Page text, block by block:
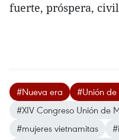
fuerte, próspera,
#Nueva era
#Unión
#XIV Congreso Unión de
#mujeres vietnamitas